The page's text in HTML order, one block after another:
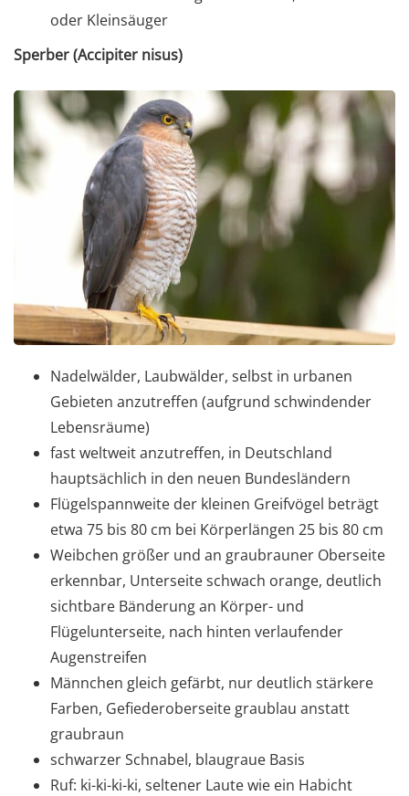
oder Kleinsäuger
Sperber (Accipiter nisus)
Nadelwälder, Laubwälder, selbst in urbanen
Gebieten anzutreffen (aufgrund schwindender
Lebensräume)
fast weltweit anzutreffen, in Deutschland
hauptsächlich in den neuen Bundesländern
Flügelspannweite der kleinen Greifvögel beträgt
etwa 75 bis 80 cm bei Körperlängen 25 bis 80 cm
Weibchen größer und an graubrauner Oberseite
erkennbar, Unterseite schwach orange, deutlich
sichtbare Bänderung an Körper- und
Flügelunterseite, nach hinten verlaufender
Augenstreifen
Männchen gleich gefärbt, nur deutlich stärkere
Farben, Gefiederoberseite graublau anstatt
graubraun
schwarzer Schnabel, blaugraue Basis
Ruf: ki-ki-ki-ki, seltener Laute wie ein Habicht